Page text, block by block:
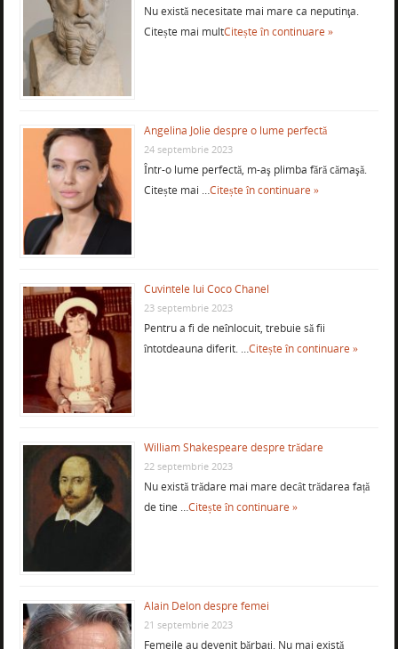
Nu există necesitate mai mare ca neputinţa.
Citește mai multCitește în continuare »
Angelina Jolie despre o lume perfectă
24 septembrie 2023
Într-o lume perfectă, m-aş plimba fără cămaşă.
Citește mai …Citește în continuare »
Cuvintele lui Coco Chanel
23 septembrie 2023
Pentru a fi de neînlocuit, trebuie să fii
întotdeauna diferit. …Citește în continuare »
William Shakespeare despre trădare
22 septembrie 2023
Nu există trădare mai mare decât trădarea față
de tine …Citește în continuare »
Alain Delon despre femei
21 septembrie 2023
Femeile au devenit bărbaţi. Nu mai există